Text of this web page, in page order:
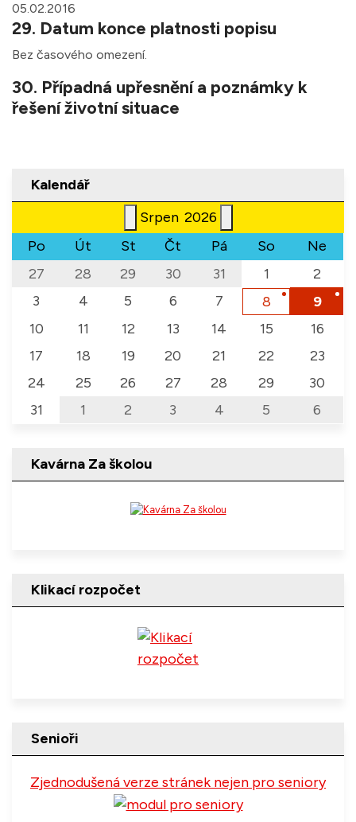
05.02.2016
29. Datum konce platnosti popisu
Bez časového omezení.
30. Případná upřesnění a poznámky k
řešení životní situace
Kalendář
Srpen 2026
Po
Út St Čt Pá So
Ne
27
28 29 30 31 1
2
3
4 5 6 7 8
9
10
11 12 13 14 15
16
17
18 19 20 21 22
23
24
25 26 27 28 29
30
31
1 2 3 4 5 6
Kavárna Za školou
Klikací rozpočet
Senioři
Zjednodušená verze stránek nejen pro seniory